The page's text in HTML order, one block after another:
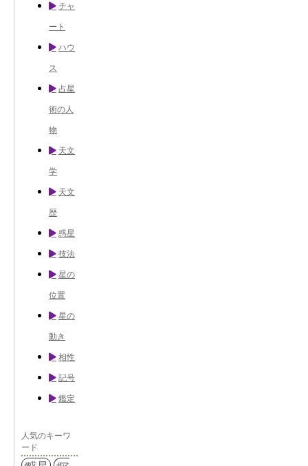
チャ
ート
ハウ
ス
占星
術の人
物
天文
学
天文
歴
惑星
技法
星の
位置
星の
動き
相性
記号
鑑定
人気のキーワ
ード